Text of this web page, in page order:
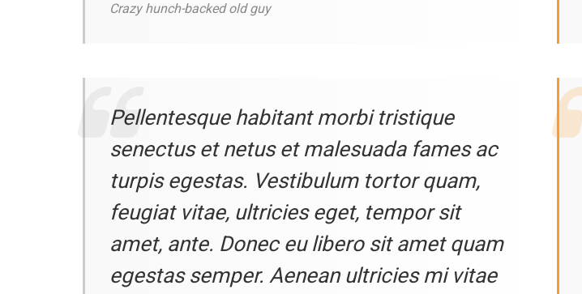
Crazy hunch-backed old guy
Pellentesque habitant morbi tristique
senectus et netus et malesuada fames ac
turpis egestas. Vestibulum tortor quam,
feugiat vitae, ultricies eget, tempor sit
amet, ante. Donec eu libero sit amet quam
egestas semper. Aenean ultricies mi vitae